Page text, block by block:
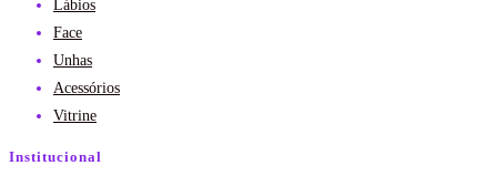
Lábios
Face
Unhas
Acessórios
Vitrine
Institucional